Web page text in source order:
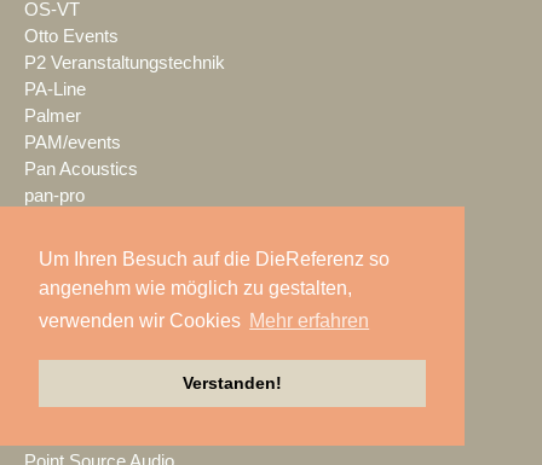
Um Ihren Besuch auf die DieReferenz so
angenehm wie möglich zu gestalten,
verwenden wir Cookies Mehr erfahren
Verstanden!
OS-VT
Otto Events
P2 Veranstaltungstechnik
PA-Line
Palmer
PAM/events
Pan Acoustics
pan-pro
Party Rent
Peerless-AV
perfect sound
PK Sound
Point Source Audio